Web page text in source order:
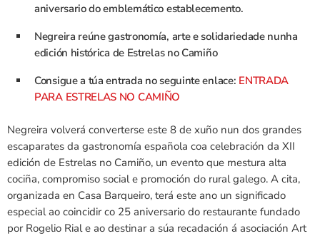
aniversario do emblemático establecemento.
Negreira reúne gastronomía, arte e solidariedade nunha
edición histórica de Estrelas no Camiño
Consigue a túa entrada no seguinte enlace: ENTRADA
PARA ESTRELAS NO CAMIÑO
Negreira volverá converterse este 8 de xuño nun dos grandes
escaparates da gastronomía española coa celebración da XII
edición de Estrelas no Camiño, un evento que mestura alta
cociña, compromiso social e promoción do rural galego. A cita,
organizada en Casa Barqueiro, terá este ano un significado
especial ao coincidir co 25 aniversario do restaurante fundado
por Rogelio Rial e ao destinar a súa recadación á asociación Art